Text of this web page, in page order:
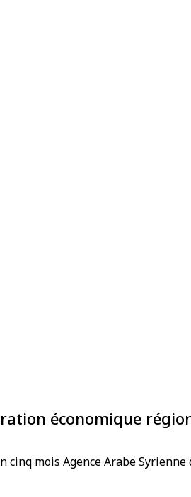
économique